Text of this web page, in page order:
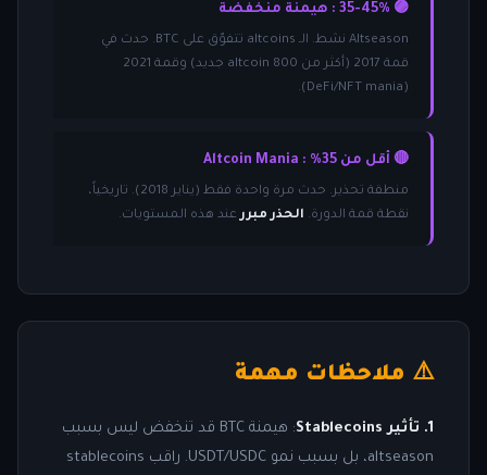
🟣 35-45% : هيمنة منخفضة
Altseason نشط. الـ altcoins تتفوّق على BTC. حدث في
قمة 2017 (أكثر من 800 altcoin جديد) وقمة 2021
(DeFi/NFT mania).
🔴 أقل من 35% : Altcoin Mania
منطقة تحذير. حدث مرة واحدة فقط (يناير 2018). تاريخياً،
نقطة قمة الدورة. الحذر مبررعند هذه المستويات.
⚠️ ملاحظات مهمة
1. تأثير Stablecoins
: هيمنة BTC قد تنخفض ليس بسبب
altseason، بل بسبب نمو USDT/USDC. راقب stablecoins